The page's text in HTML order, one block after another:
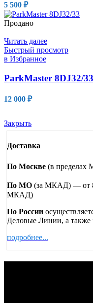
5 500 ₽
Продано
Читать далее
Быстрый просмотр
в Избранное
ParkMaster 8DJ32/33
12 000 ₽
Закрыть
Доставка
По Москве (в
По МО (за МКАД) — от
МКАД)
По России
Деловые Линии, а
подробнее...